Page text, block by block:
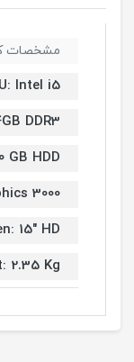
مشخصات
Intel i5
DDR3
GB HDD
3000
15" HD
2.35 Kg